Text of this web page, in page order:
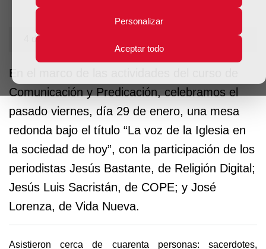
Personalizar
Aceptar todo
4 de febrero de 2010
En el marco de las actividades del curso de
Comunicación y Predicación, celebramos el
pasado viernes, día 29 de enero, una mesa
redonda bajo el título “La voz de la Iglesia en
la sociedad de hoy”, con la participación de los
periodistas Jesús Bastante, de Religión Digital;
Jesús Luis Sacristán, de COPE; y José
Lorenza, de Vida Nueva.
Asistieron cerca de cuarenta personas: sacerdotes,